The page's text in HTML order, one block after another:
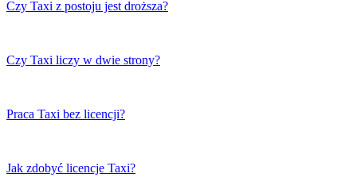
Czy Taxi z postoju jest droższa?
Czy Taxi liczy w dwie strony?
Praca Taxi bez licencji?
Jak zdobyć licencje Taxi?